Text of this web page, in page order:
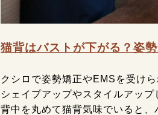
猫背はバストが下がる？姿
クシロで姿勢矯正やEMSを受け
シェイプアップやスタイルアップ
背中を丸めて猫背気味でいると